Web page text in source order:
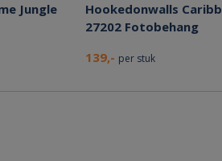
Jungle
Hookedonwalls
27202 Fotobehang
139,- per stuk